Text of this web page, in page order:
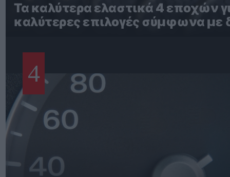
Τα καλύτερα ελαστικά 4 εποχών
καλύτερες επιλογές σύμφωνα με
4